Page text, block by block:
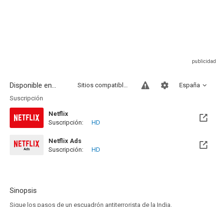
Disponible en... España
Sitios compatibles
Suscripción
Netflix
Suscripción:
HD
Netflix Ads
Suscripción:
HD
Sinopsis
Sigue los pasos de un escuadrón antiterrorista de la India.